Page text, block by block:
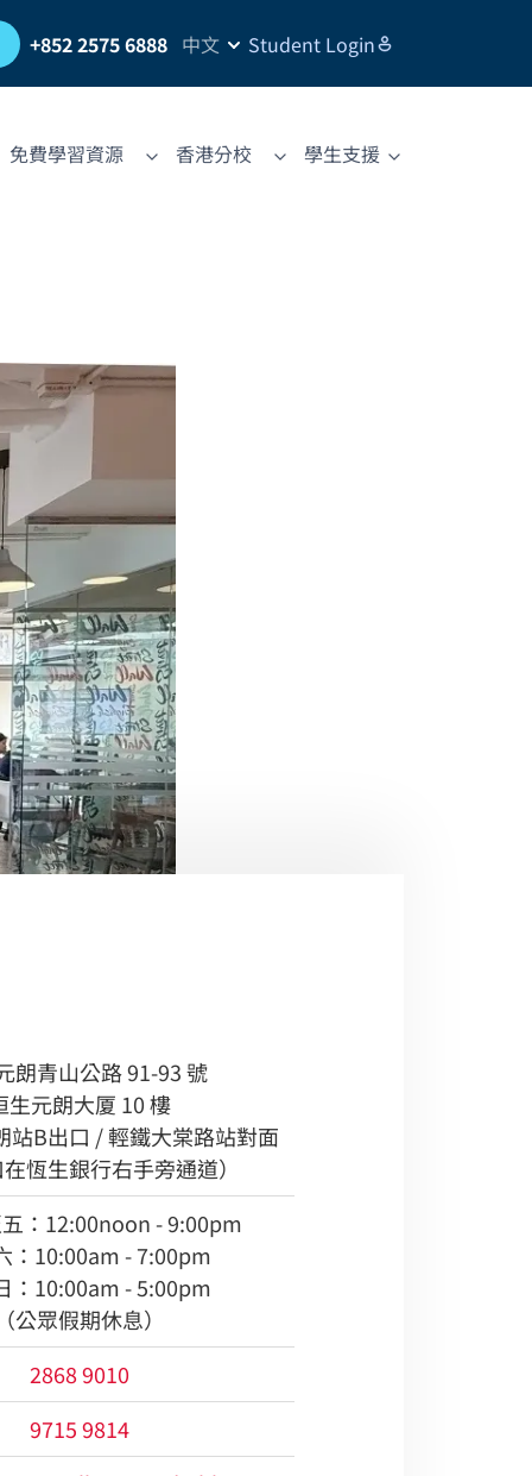
+852 2575 6888 中文 Student Login
免費學習資源 香港分校 學生支援
朗青山公路 91-93 號
生元朗大厦 10 樓
站B出口 / 輕鐵大棠路站對面
恆生銀行右手旁通道）
：12:00noon - 9:00pm
：10:00am - 7:00pm
：10:00am - 5:00pm
公眾假期休息）
2868 9010
9715 9814